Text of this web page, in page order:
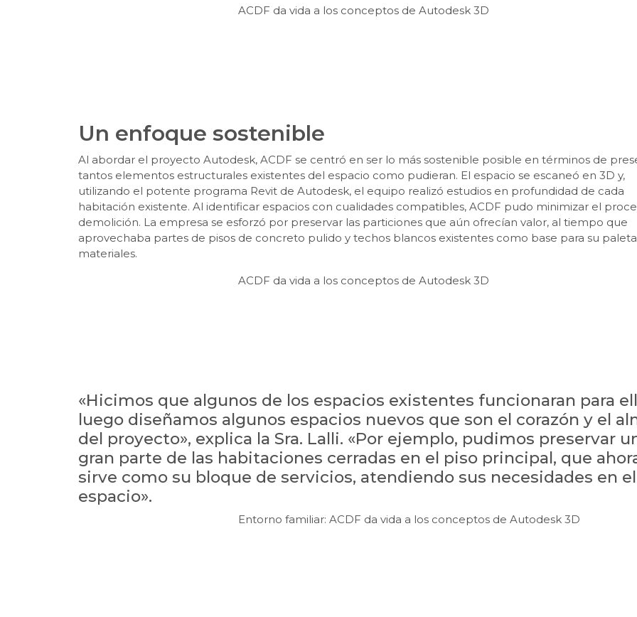
ACDF da vida a los conceptos de Autodesk 3D
Un enfoque sostenible
Al abordar el proyecto Autodesk, ACDF se centró en ser lo más sostenible posible en términos de
tantos elementos estructurales existentes del espacio como pudieran. El espacio se escaneó en 3D y,
utilizando el potente programa Revit de Autodesk, el equipo realizó estudios en profundidad de cada
habitación existente. Al identificar espacios con cualidades compatibles, ACDF pudo minimizar el
demolición. La empresa se esforzó por preservar las particiones que aún ofrecían valor, al tiempo que
aprovechaba partes de pisos de concreto pulido y techos blancos existentes como base para su
materiales.
ACDF da vida a los conceptos de Autodesk 3D
«Hicimos que algunos de los espacios existentes funcionaran para
luego diseñamos algunos espacios nuevos que son el corazón y el
del proyecto», explica la Sra. Lalli. «Por ejemplo, pudimos preservar
gran parte de las habitaciones cerradas en el piso principal, que
sirve como su bloque de servicios, atendiendo sus necesidades en el
espacio».
Entorno familiar: ACDF da vida a los conceptos de Autodesk 3D